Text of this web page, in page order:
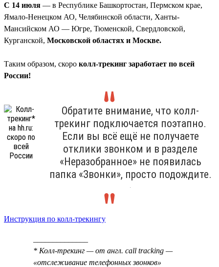
С 14 июля — в Республике Башкортостан, Пермском крае,
Ямало-Ненецком АО, Челябинской области, Ханты-
Мансийском АО — Югре, Тюменской, Свердловской,
Курганской, Московской областях и Москве.
Таким образом, скоро колл-трекинг заработает по всей
России!
Обратите внимание, что колл-
трекинг подключается поэтапно.
Если вы всё ещё не получаете
отклики звонком и в разделе
«Неразобранное» не появилась
папка «Звонки», просто подождите.
.
Инструкция по колл-трекингу
* Колл-трекинг — от англ. call tracking —
«отслеживание телефонных звонков»